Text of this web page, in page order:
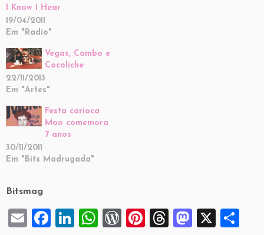
I Know I Hear
19/04/2011
Em "Radio"
Vegas, Combo e
Cocoliche
22/11/2013
Em "Artes"
Festa carioca
Moo comemora
7 anos
30/11/2011
Em "Bits Madrugada"
Bitsmag
E
F
Li
W W
Pi
T
M
X